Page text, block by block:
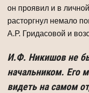
он проявил и в
расторгнул немало
А.Р. Гридасовой и
И.Ф. Никишов не
начальником. Его
видеть на самом